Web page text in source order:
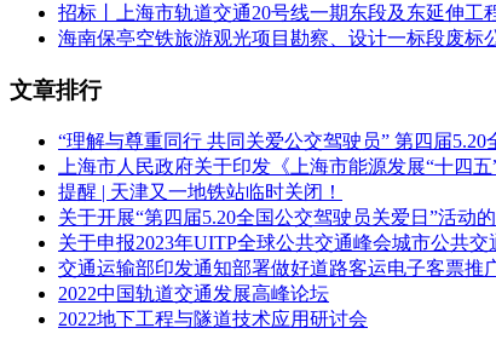
电 话：0769-28639813
提交异议截止时间而提出的任何疑问，招标代理机构将
特此公示。
招标代理机构：广东中凯工程管理咨询有限公司
日期：2022年09月28日
招标丨上海市轨道交通20号线一期东段及东延伸
海南保亭空铁旅游观光项目勘察、设计一标段废标
文章排行
“理解与尊重同行 共同关爱公交驾驶员” 第四届
上海市人民政府关于印发《上海市能源发展“十四
提醒 | 天津又一地铁站临时关闭！
关于开展“第四届5.20全国公交驾驶员关爱日”活动
关于申报2023年UITP全球公共交通峰会城市公共
交通运输部印发通知部署做好道路客运电子客票推
2022中国轨道交通发展高峰论坛
2022地下工程与隧道技术应用研讨会